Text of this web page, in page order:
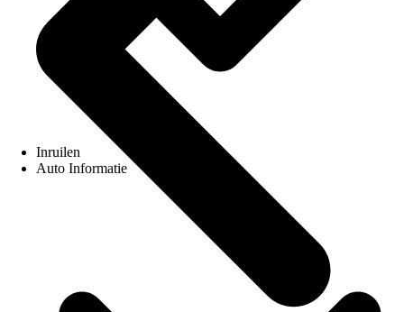
Inruilen
Auto Informatie